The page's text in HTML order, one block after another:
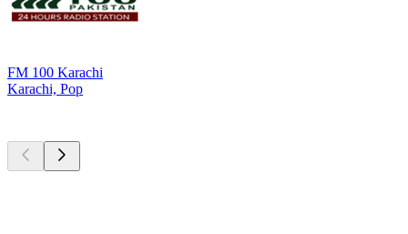
FM 100 Karachi
Karachi, Pop